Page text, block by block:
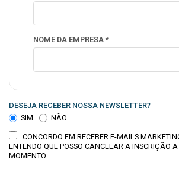
NOME DA EMPRESA *
DESEJA RECEBER NOSSA NEWSLETTER?
SIM
NÃO
CONCORDO EM RECEBER E-MAILS
ENTENDO QUE POSSO CANCELAR A INSCRIÇÃO
MOMENTO.